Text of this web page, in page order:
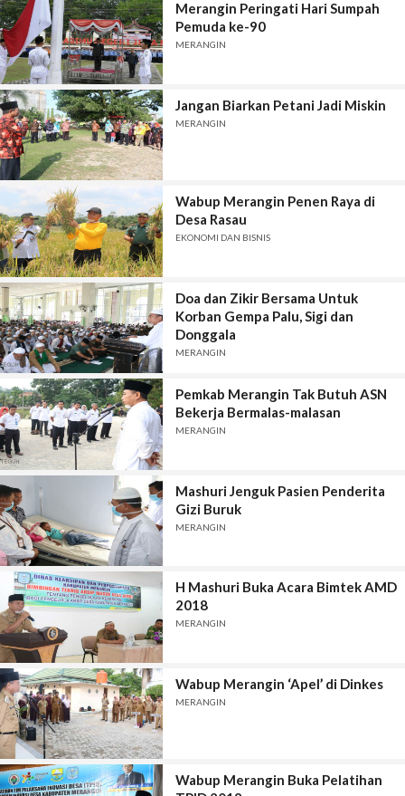
Merangin Peringati Hari Sumpah
Pemuda ke-90
MERANGIN
Jangan Biarkan Petani Jadi Miskin
MERANGIN
Wabup Merangin Penen Raya di
Desa Rasau
EKONOMI DAN BISNIS
Doa dan Zikir Bersama Untuk
Korban Gempa Palu, Sigi dan
Donggala
MERANGIN
Pemkab Merangin Tak Butuh ASN
Bekerja Bermalas-malasan
MERANGIN
Mashuri Jenguk Pasien Penderita
Gizi Buruk
MERANGIN
H Mashuri Buka Acara Bimtek AMD
2018
MERANGIN
Wabup Merangin ‘Apel’ di Dinkes
MERANGIN
Wabup Merangin Buka Pelatihan